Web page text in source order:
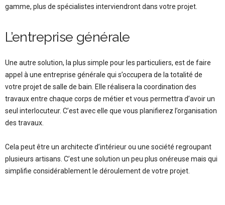
gamme, plus de spécialistes interviendront dans votre projet.
L’entreprise générale
Une autre solution, la plus simple pour les particuliers, est de faire
appel à une entreprise générale qui s’occupera de la totalité de
votre projet de salle de bain. Elle réalisera la coordination des
travaux entre chaque corps de métier et vous permettra d’avoir un
seul interlocuteur. C’est avec elle que vous planifierez l’organisation
des travaux.
Cela peut être un architecte d’intérieur ou une société regroupant
plusieurs artisans. C’est une solution un peu plus onéreuse mais qui
simplifie considérablement le déroulement de votre projet.